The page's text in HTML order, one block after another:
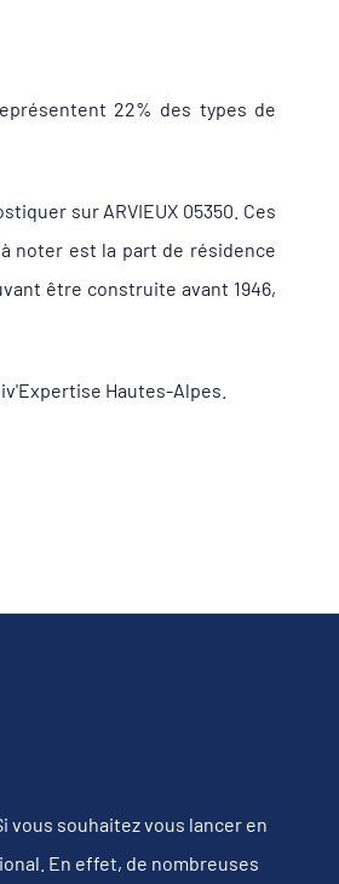
22% des types de
sur ARVIEUX 05350. Ces
noter est la part de résidence
être construite avant 1946,
Hautes-Alpes.
vous souhaitez vous lancer en
En effet, de nombreuses